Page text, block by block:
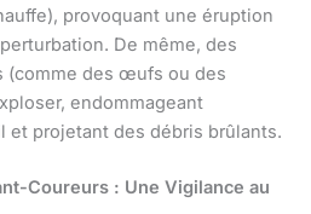
provoquant une éruption
De même, des
(comme des œufs ou des
endommageant
et projetant des débris brûlants.
Coureurs : Une Vigilance au